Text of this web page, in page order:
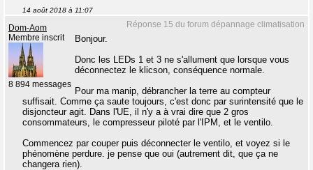
14 août 2018 à 11:07
Réponse 15 du forum dépannage climatisation
Dom-Aom
Membre inscrit
8 894 messages
Bonjour.
Donc les LEDs 1 et 3 ne s'allument que lorsque vous
déconnectez le klicson, conséquence normale.
Pour ma manip, débrancher la terre au compteur
suffisait. Comme ça saute toujours, c'est donc par surintensité que le
disjoncteur agit. Dans l'UE, il n'y a à vrai dire que 2 gros
consommateurs, le compresseur piloté par l'IPM, et le ventilo.
Commencez par couper puis déconnecter le ventilo, et voyez si le
phénomène perdure. je pense que oui (autrement dit, que ça ne
changera rien).